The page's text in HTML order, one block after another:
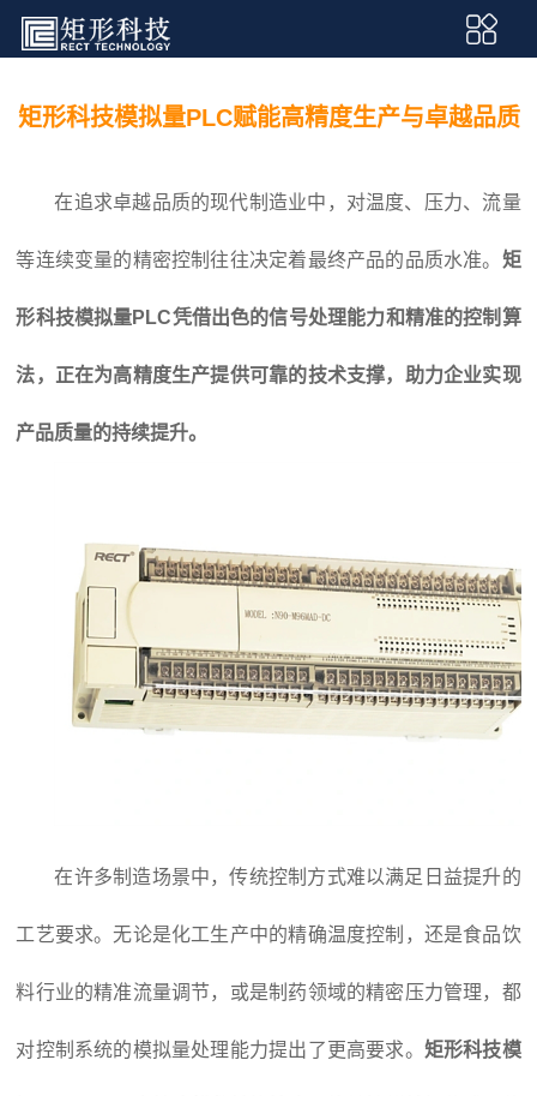
矩形科技模拟量PLC赋能高精度生产与卓越品质
在追求卓越品质的现代制造业中，对温度、压力、流量
等连续变量的精密控制往往决定着最终产品的品质水准。 矩
形科技模拟量PLC凭借出色的信号处理能力和精准的控制算
法，正在为高精度生产提供可靠的技术支撑，助力企业实现
产品质量的持续提升。
在许多制造场景中，传统控制方式难以满足日益提升的
工艺要求。无论是化工生产中的精确温度控制，还是食品饮
料行业的精准流量调节，或是制药领域的精密压力管理，都
对控制系统的模拟量处理能力提出了更高要求。 矩形科技模